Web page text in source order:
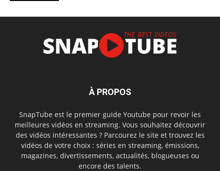
À PROPOS
SnapTube est le premier guide Youtube pour revoir les
meilleures vidéos en streaming. Vous souhaitez découvrir
des vidéos intéressantes ? Parcourez le site et trouvez les
vidéos de votre choix : séries en streaming, émissions,
magazines, divertissements, actualités, blogueuses ou
encore des talents.